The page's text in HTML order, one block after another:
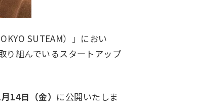
SUTEAM）」におい
り組んでいるスタートアップ
14日（金） に公開いたしま